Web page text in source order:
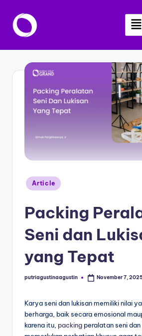
Skip
Article
Packing
Seni dan
yang Tepat
putriagustinaagustin November 7,
Karya seni dan lukisan memiliki nilai
berharga, baik secara emosional
karena itu, packing peralatan seni dan